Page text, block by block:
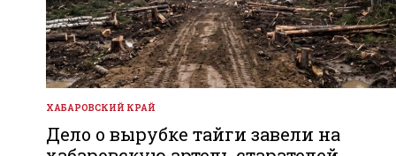
ОПУБЛИКОВАНО
В
ХАБАРОВСКИЙ КРАЙ
Дело о вырубке тайги завели на